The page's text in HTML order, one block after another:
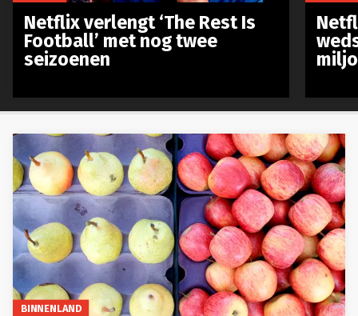
BINNENLAND
Netflix verlengt ‘The Rest Is
Football’ met nog twee
seizoenen